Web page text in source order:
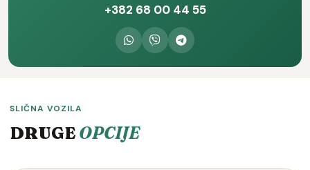
+382 68 00 44 55
SLIČNA VOZILA
DRUGE OPCIJE